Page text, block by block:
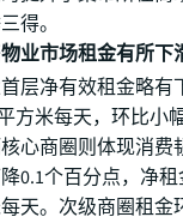
得。
业市场租金有所下
层净有效租金略有
方米每天，环比小
心商圈则体现消费
0.1个百分点，净
天。次级商圈租金